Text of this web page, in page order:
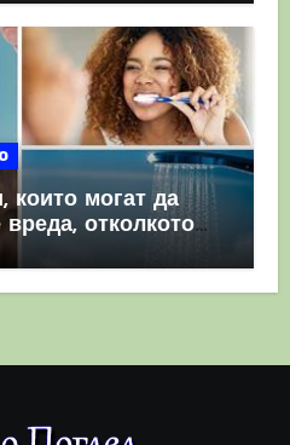
които могат да
отколкото